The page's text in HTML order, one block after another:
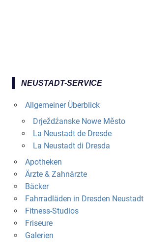
NEUSTADT-SERVICE
Allgemeiner Überblick
Drježdźanske Nowe Město
La Neustadt de Dresde
La Neustadt di Dresda
Apotheken
Ärzte & Zahnärzte
Bäcker
Fahrradläden in Dresden Neustadt
Fitness-Studios
Friseure
Galerien